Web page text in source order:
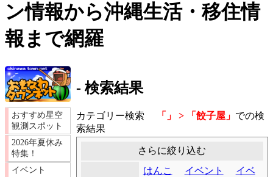
ン情報から沖縄生活・移住情
報まで網羅
おすすめ星空
観測スポット
2026年夏休み
特集！
イベント
- 検索結果
カテゴリー検索 「」 > 「餃子屋」 での検
索結果
さらに絞り込む
はんこ イベント
イベ